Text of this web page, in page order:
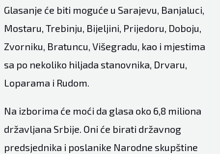
Glasanje će biti moguće u Sarajevu, Banjaluci,
Mostaru, Trebinju, Bijeljini, Prijedoru, Doboju,
Zvorniku, Bratuncu, Višegradu, kao i mjestima
sa po nekoliko hiljada stanovnika, Drvaru,
Loparama i Rudom.
Na izborima će moći da glasa oko 6,8 miliona
državljana Srbije. Oni će birati državnog
predsjednika i poslanike Narodne skupštine